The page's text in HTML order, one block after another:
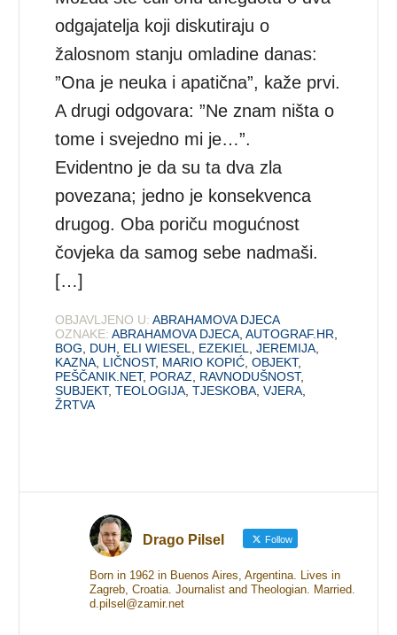
odgajatelja koji diskutiraju o
žalosnom stanju omladine danas:
”Ona je neuka i apatična”, kaže prvi.
A drugi odgovara: ”Ne znam ništa o
tome i svejedno mi je…”.
Evidentno je da su ta dva zla
povezana; jedno je konsekvenca
drugog. Oba poriču mogućnost
čovjeka da samog sebe nadmaši.
[…]
OBJAVLJENO U: ABRAHAMOVA DJECA
OZNAKE: ABRAHAMOVA DJECA ,AUTOGRAF.HR
BOG
DUH ELI WIESEL EZEKIEL ,JEREMIJA
KAZNA LIČNOST, MARIO KOPIĆ ,OBJEKT,
PEŠČANIK.NET, PORAZ RAVNODUŠNOST,
SUBJEKT,TEOLOGIJA ,TJESKOBA ,VJERA
ŽRTVA
Drago Pilsel Follow
Born in 1962 in Buenos Aires, Argentina. Lives in
Zagreb, Croatia. Journalist and Theologian. Married.
d.pilsel@zamir.net